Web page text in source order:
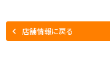
店舗情報に戻る